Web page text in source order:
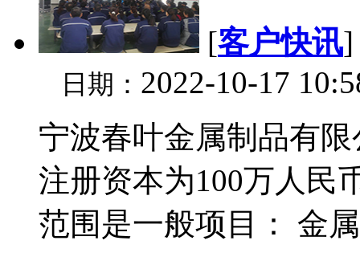
[客户快讯
日期： 2022-10-17
宁波春叶金属制品有
注册资本为100万人民
范围是一般项目： 金